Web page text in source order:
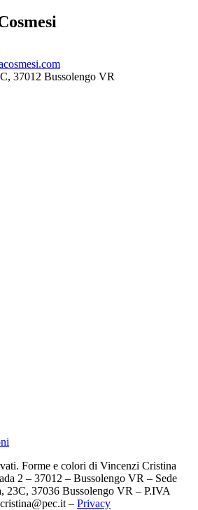
37012 Bussolengo VR
Forme e colori di Vincenzi Cristina
2 – 37012 – Bussolengo VR – Sede
23C, 37036 Bussolengo VR – P.IVA
– Privacy